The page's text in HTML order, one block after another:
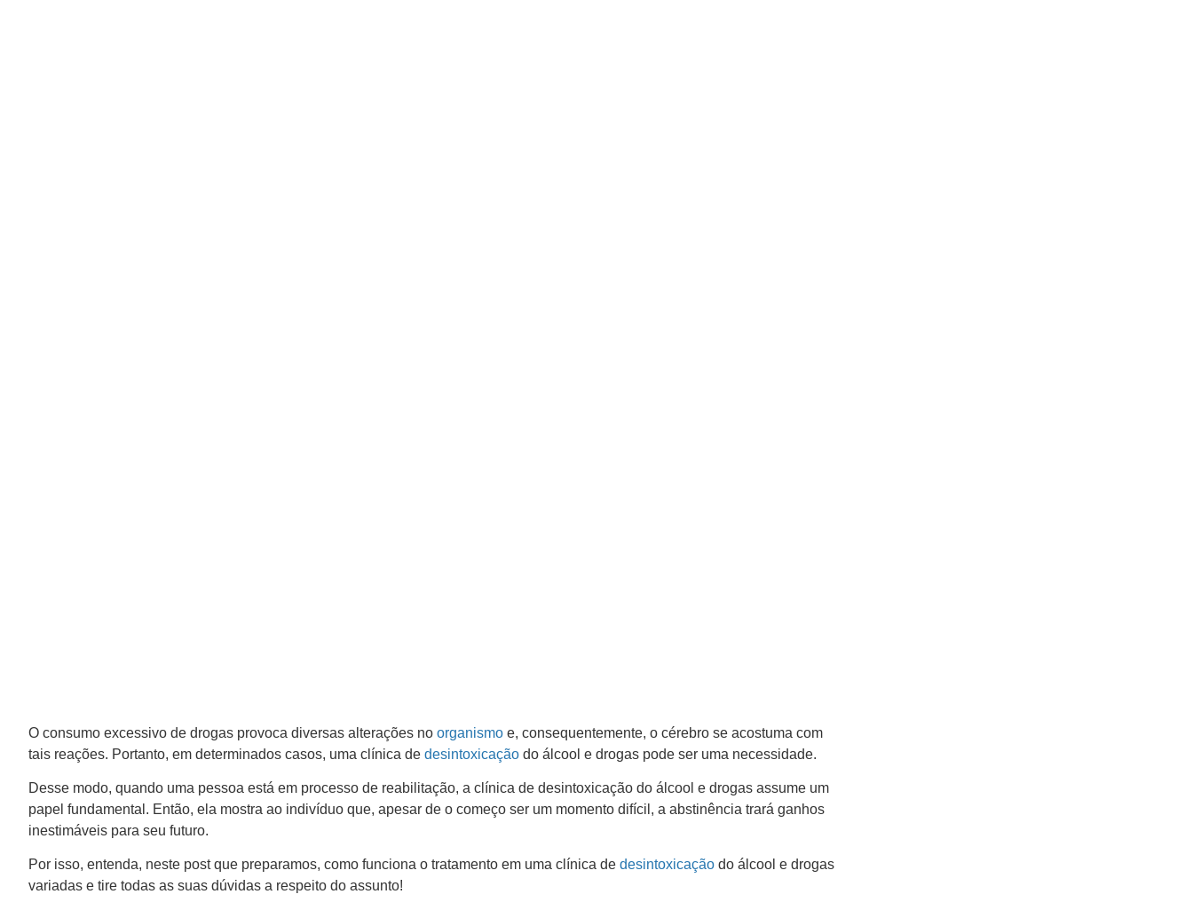
O consumo excessivo de drogas provoca diversas alterações no organismo e, consequentemente, o cérebro se acostuma com
tais reações. Portanto, em determinados casos, uma clínica de desintoxicação do álcool e drogas pode ser uma necessidade.
Desse modo, quando uma pessoa está em processo de reabilitação, a clínica de desintoxicação do álcool e drogas assume um
papel fundamental. Então, ela mostra ao indivíduo que, apesar de o começo ser um momento difícil, a abstinência trará ganhos
inestimáveis para seu futuro.
Por isso, entenda, neste post que preparamos, como funciona o tratamento em uma clínica de desintoxicação do álcool e drogas
variadas e tire todas as suas dúvidas a respeito do assunto!